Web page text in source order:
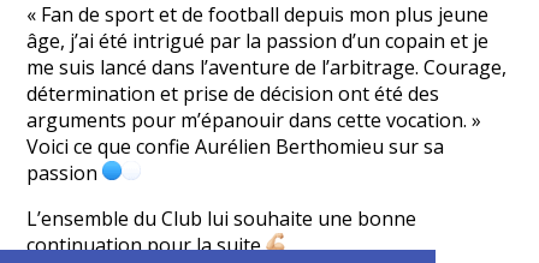
« Fan de sport et de football depuis mon plus jeune
âge, j’ai été intrigué par la passion d’un copain et je
me suis lancé dans l’aventure de l’arbitrage. Courage,
détermination et prise de décision ont été des
arguments pour m’épanouir dans cette vocation. »
Voici ce que confie Aurélien Berthomieusur sa
passion
L’ensemble du Club lui souhaite une bonne
continuation pour la suite